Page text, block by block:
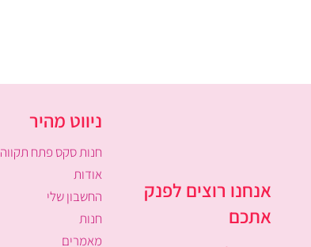
אנחנו רוצים לפנק
אתכם
ניווט מהיר
חנות סקס פתח תקווה
אודות
החשבון שלי
חנות
מאמרים